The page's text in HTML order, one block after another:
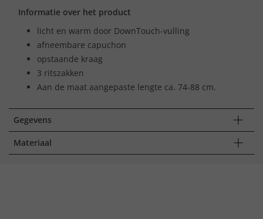
Informatie over het product
licht en warm door DownTouch-vulling
afneembare capuchon
opstaande kraag
3 ritszakken
Aan de maat aangepaste lengte ca. 74-88 cm.
Gegevens
Materiaal